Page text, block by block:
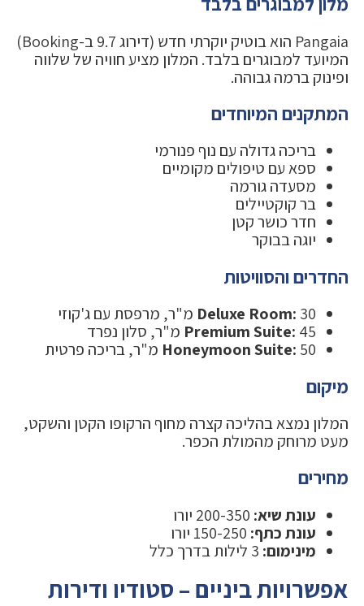
Pangaia הוא בוטיק יוקרתי חדש (דירוג 9.7 ב-Booking)
המיועד למבוגרים בלבד. המלון מציע חוויה של שלווה
ופינוק ברמה גבוהה.
המתקנים המיוחדים
בריכה גדולה עם נוף פנורמי
ספא עם טיפולים מקומיים
מסעדה גורמה
בר קוקטיילים
חדר כושר קטן
יוגה בבוקר
החדרים והסוויטות
Deluxe Room: 30 מ"ר, מרפסת עם ג'קוזי
Premium Suite: 45 מ"ר, סלון נפרד
Honeymoon Suite: 50 מ"ר, בריכה פרטית
מיקום
המלון נמצא בהליכה קצרה מחוף הרקופו הקטן והשקט,
מעט מרוחק מהמולת הכפר.
מחירים
עונת שיא:
עונת כתף:
מינימום:
אפשרויות ביניים – סטודיו ודירות